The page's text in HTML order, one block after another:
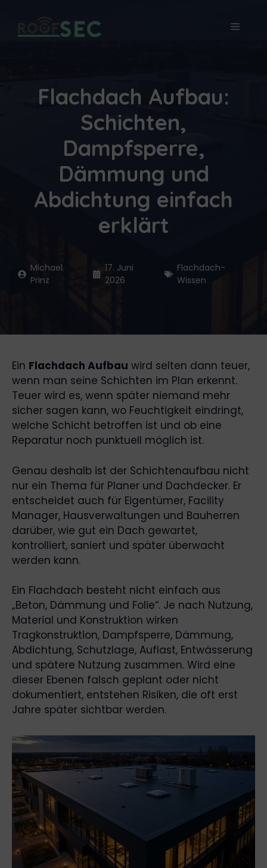
springen
Flachdach Aufbau:
Schichten,
Dampfsperre,
Dämmung und
Abdichtung einfach
erklärt
Michael
Prinz
17. Juni
2026
Flachdach-
Wissen
Ein Flachdach Aufbau wird selten dann teuer,
wenn man seine Schichten im Plan erkennt.
Teuer wird es, wenn später niemand mehr
sicher sagen kann, wo Feuchtigkeit eindringt,
welche Schicht betroffen ist und ob eine
Reparatur noch punktuell möglich ist.
Genau deshalb ist der Schichtenaufbau nicht
nur ein Thema für Planer und Dachdecker. Er
entscheidet auch für Eigentümer, Facility
Manager, Hausverwaltungen und Bauherren
darüber, wie gut ein Dach gewartet,
kontrolliert, saniert und später überwacht
werden kann.
Ein Flachdach besteht nicht einfach aus
„Beton, Dämmung und Folie“. Je nach Nutzung,
Material und Konstruktion wirken
Tragkonstruktion, Dampfsperre, Dämmung,
Abdichtung, Schutzlage, Auflast, Entwässerung
und spätere Nutzung zusammen. Wird eine
dieser Ebenen falsch geplant oder nicht
dokumentiert, entstehen Risiken, die oft erst
Jahre später sichtbar werden.